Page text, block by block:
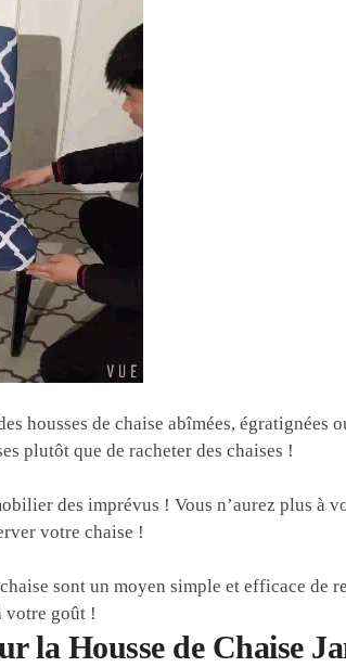
housses de chaise abîmées,
plutôt que de racheter des chaises !
des imprévus ! Vous n’aurez plus à
votre chaise !
sont un moyen simple et efficace de
votre goût !
la Housse de Chaise